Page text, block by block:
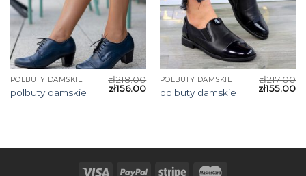
POLBUTY DAMSKIE
polbuty damskie
zł218.00
zł156.00
POLBUTY DAMSKIE
polbuty damskie
zł217.00
zł155.00